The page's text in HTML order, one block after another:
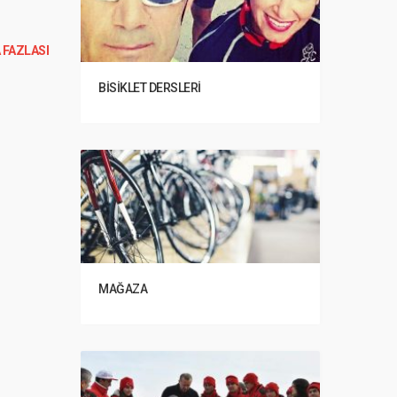
BISIKLET DERSLERI
MAĞAZA